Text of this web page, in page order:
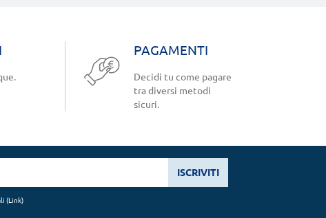
PAGAMENTI
Decidi tu come pagare
tra diversi metodi
sicuri.
ISCRIVITI
(Link)